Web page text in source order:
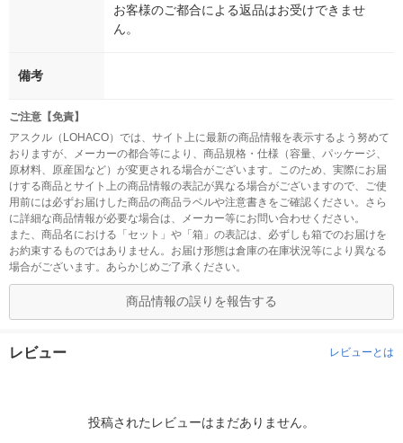
お客様のご都合による返品はお受けできませ
ん。
備考
ご注意【免責】
アスクル（LOHACO）では、サイト上に最新の商品情報を表示するよう努めて
おりますが、メーカーの都合等により、商品規格・仕様（容量、パッケージ、
原材料、原産国など）が変更される場合がございます。このため、実際にお届
けする商品とサイト上の商品情報の表記が異なる場合がございますので、ご使
用前には必ずお届けした商品の商品ラベルや注意書きをご確認ください。さら
に詳細な商品情報が必要な場合は、メーカー等にお問い合わせください。
また、商品名における「セット」や「箱」の表記は、必ずしも箱でのお届けを
お約束するものではありません。お届け形態は倉庫の在庫状況等により異なる
場合がございます。あらかじめご了承ください。
商品情報の誤りを報告する
レビュー レビューとは
投稿されたレビューはまだありません。